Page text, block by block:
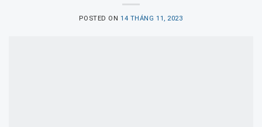
POSTED ON14 THÁNG 11, 2023